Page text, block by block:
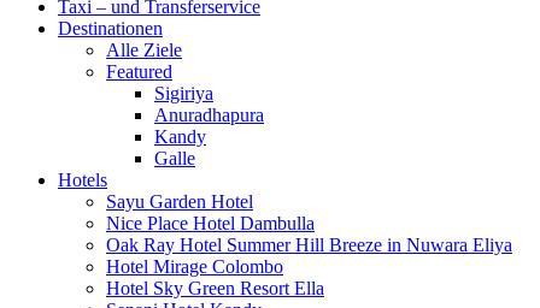
Taxi – und Transferservice
Destinationen
Alle Ziele
Featured
Sigiriya
Anuradhapura
Kandy
Galle
Hotels
Sayu Garden Hotel
Nice Place Hotel Dambulla
Oak Ray Hotel Summer Hill Breeze in Nuwara Eliya
Hotel Mirage Colombo
Hotel Sky Green Resort Ella